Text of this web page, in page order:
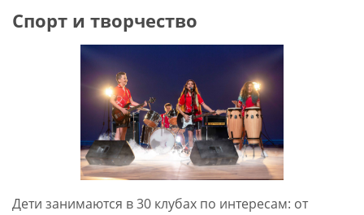
Спорт и творчество
Дети занимаются в 30 клубах по интересам: от